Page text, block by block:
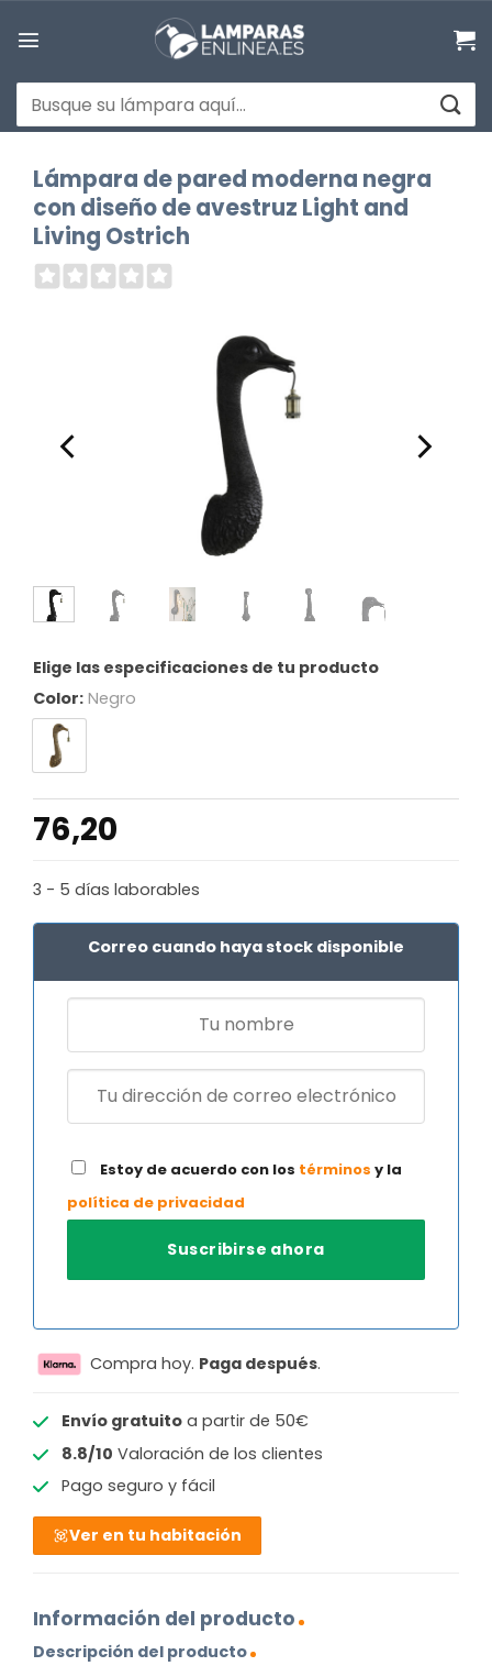
Buscar
por:
Lámpara de pared moderna negra
con diseño de avestruz Light and
Living Ostrich
Elige las especificaciones de tu producto
Color: Negro
76,20
3 - 5 días laborables
Correo cuando haya stock disponible
Estoy de acuerdo con los términos y la
política de privacidad
Compra hoy. Paga después.
Envío gratuitoa partir de 50€
8.8/10 Valoración de los clientes
Pago seguro y fácil
Ver en tu habitación
Información del producto
Descripción del producto